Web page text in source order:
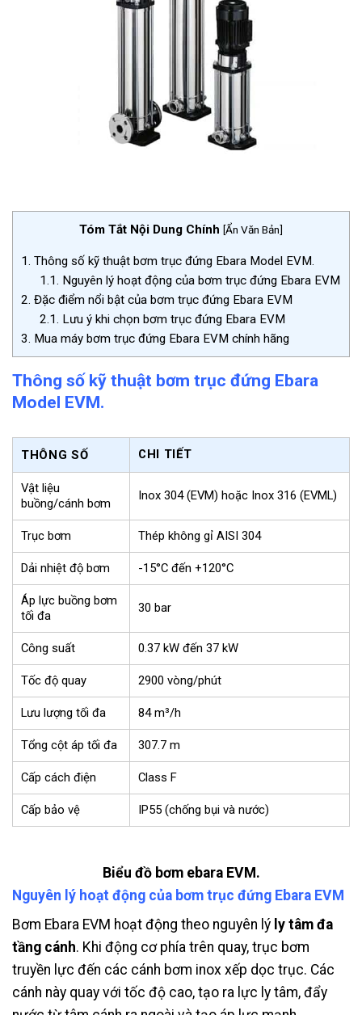
Tóm Tắt Nội Dung Chính [Ẩn Văn Bản]
1. Thông số kỹ thuật bơm trục đứng Ebara Model EVM.
1.1. Nguyên lý hoạt động của bơm trục đứng Ebara EVM
2. Đặc điểm nổi bật của bơm trục đứng Ebara EVM
2.1. Lưu ý khi chọn bơm trục đứng Ebara EVM
3. Mua máy bơm trục đứng Ebara EVM chính hãng
Thông số kỹ thuật bơm trục đứng Ebara
Model EVM.
THÔNG SỐ CHI TIẾT
Vật liệu
buồng/cánh bơm
Inox 304 (EVM) hoặc Inox 316 (EVML)
Trục bơm Thép không gỉ AISI 304
Dải nhiệt độ bơm -15°C đến +120°C
Áp lực buồng bơm
tối đa
30 bar
Công suất 0.37 kW đến 37 kW
Tốc độ quay 2900 vòng/phút
Lưu lượng tối đa 84 m³/h
Tổng cột áp tối đa 307.7 m
Cấp cách điện Class F
Cấp bảo vệ IP55 (chống bụi và nước)
Biểu đồ bơm ebara EVM.
Nguyên lý hoạt động của bơm trục đứng Ebara EVM
Bơm Ebara EVM hoạt động theo nguyên lý ly tâm đa
tầng cánh. Khi động cơ phía trên quay, trục bơm
truyền lực đến các cánh bơm inox xếp dọc trục. Các
cánh này quay với tốc độ cao, tạo ra lực ly tâm, đẩy